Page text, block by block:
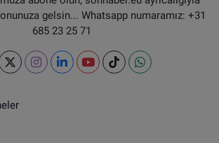
gelsin... Whatsapp numaramız: +31
685 23 25 71